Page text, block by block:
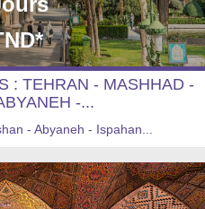
: TEHRAN - MASHHAD -
-...
- Abyaneh - Ispahan...